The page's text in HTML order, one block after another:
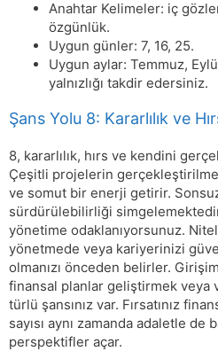
Anahtar Kelimeler: iç
özgünlük.
Uygun günler: 7, 16, 25.
Uygun aylar: Temmuz,
yalnızlığı takdir edersiniz.
Şans Yolu 8: Kararlılık ve
8, kararlılık, hırs ve kendini
Çeşitli projelerin
ve somut bir enerji getirir.
sürdürülebilirliği
yönetime odaklanıyorsunuz.
yönetmede veya kariyerinizi
olmanızı önceden belirler.
finansal planlar geliştirmek veya
türlü şansınız var. Fırsatınız
sayısı aynı zamanda adaletle de
perspektifler açar.